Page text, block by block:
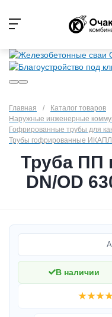
Главная / Каталог товаров
Наружные инженерные
Гофрированные трубы для
Трубы гофрированные
Труба ПП
DN/OD
В наличии